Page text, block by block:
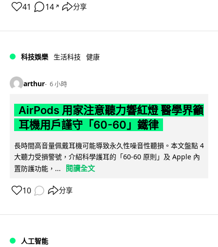
41 14 ↗ 分享
科技娛樂 生活科技 健康
arthur 6 小時
AirPods 用家注意聽力響紅燈 醫學界籲
耳機用戶謹守「60-60」鐵律
長時間高音量佩戴耳機可能導致永久性噪音性聽損。本文盤點 4
大聽力受損警號，介紹科學護耳的「60-60 原則」及 Apple 內
置防護功能，...
閱讀全文
10 分享
人工智能